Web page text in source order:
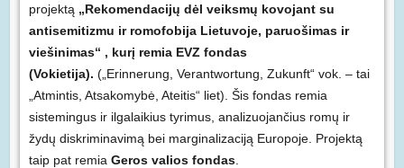
projektą „Rekomendacijų dėl veiksmų kovojant su
antisemitizmu ir romofobija Lietuvoje, paruošimas ir
viešinimas“ , kurį remia EVZ fondas
(Vokietija). („Erinnerung, Verantwortung, Zukunft“ vok. – tai
„Atmintis, Atsakomybė, Ateitis“ liet). Šis fondas remia
sistemingus ir ilgalaikius tyrimus, analizuojančius romų ir
žydų diskriminavimą bei marginalizaciją Europoje. Projektą
taip pat remia Geros valios fondas.